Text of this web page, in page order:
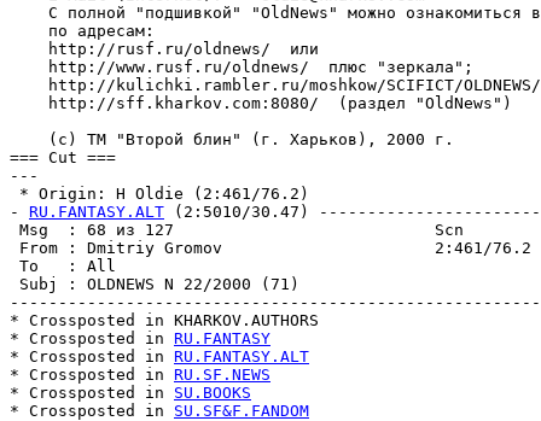
С полной "подшивкой" "OldNews" можно ознакомиться
    по адресам:
    http://rusf.ru/oldnews/  или
    http://www.rusf.ru/oldnews/  плюс "зеркала";
http://kulichki.rambler.ru/moshkow/SCIFICT/
    http://sff.kharkov.com:8080/  (раздел "OldNews")
    (с) ТМ "Второй блин" (г. Харьков), 2000 г.
=== Cut ===
---
* Origin: H Oldie (2:461/76.2)
- RU.FANTASY.ALT (2:5010/30.47)
Msg  : 68 из 127
From : Dmitriy Gromov                      2:461/76.2
To   : All
Subj : OLDNEWS N
* Crossposted in KНARKOV.AUTHORS
* Crossposted in RU.FANTASY
* Crossposted in RU.FANTASY.ALT
* Crossposted in RU.SF.NEWS
* Crossposted in SU.BOOKS
* Crossposted in SU.SF&F.FANDOM